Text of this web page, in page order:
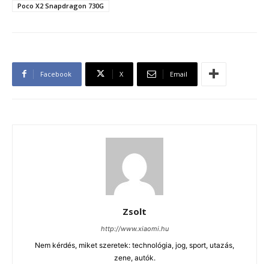
Poco X2 Snapdragon 730G
Facebook X Email
Zsolt
http://www.xiaomi.hu
Nem kérdés, miket szeretek: technológia, jog, sport, utazás,
zene, autók.